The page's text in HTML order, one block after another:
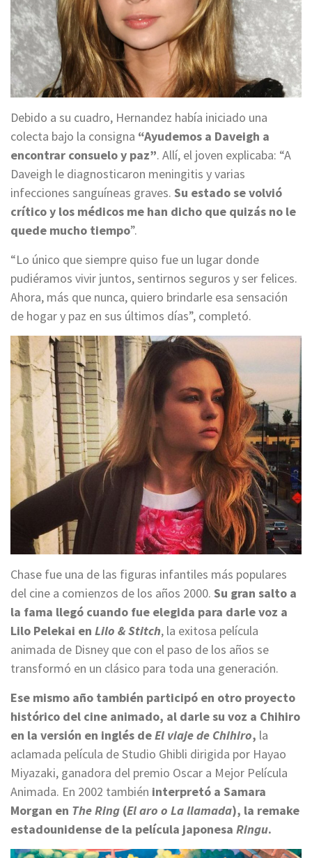
Debido a su cuadro, Hernandez había iniciado una
colecta bajo la consigna “Ayudemos a Daveigh a
encontrar consuelo y paz”. Allí, el joven explicaba: “A
Daveigh le diagnosticaron meningitis y varias
infecciones sanguíneas graves. Su estado se volvió
crítico y los médicos me han dicho que quizás no le
quede mucho tiempo”.
“Lo único que siempre quiso fue un lugar donde
pudiéramos vivir juntos, sentirnos seguros y ser felices.
Ahora, más que nunca, quiero brindarle esa sensación
de hogar y paz en sus últimos días”, completó.
Chase fue una de las figuras infantiles más populares
del cine a comienzos de los años 2000. Su gran salto a
la fama llegó cuando fue elegida para darle voz a
Lilo Pelekai en Lilo & Stitch, la exitosa película
animada de Disney que con el paso de los años se
transformó en un clásico para toda una generación.
Ese mismo año también participó en otro proyecto
histórico del cine animado, al darle su voz a Chihiro
en la versión en inglés deEl viaje de Chihiro, la
aclamada película de Studio Ghibli dirigida por Hayao
Miyazaki, ganadora del premio Oscar a Mejor Película
Animada. En 2002 también interpretó a Samara
Morgan en The Ring (El aro o La llamada), la remake
estadounidense de la película japonesa Ringu.